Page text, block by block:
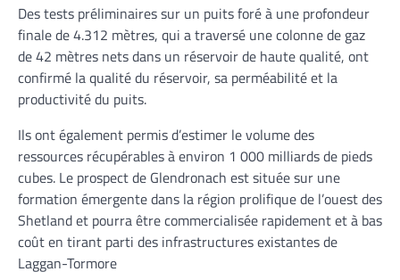
Des tests préliminaires sur un puits foré à une profondeur
finale de 4.312 mètres, qui a traversé une colonne de gaz
de 42 mètres nets dans un réservoir de haute qualité, ont
confirmé la qualité du réservoir, sa perméabilité et la
productivité du puits.
Ils ont également permis d’estimer le volume des
ressources récupérables à environ 1 000 milliards de pieds
cubes. Le prospect de Glendronach est située sur une
formation émergente dans la région prolifique de l’ouest des
Shetland et pourra être commercialisée rapidement et à bas
coût en tirant parti des infrastructures existantes de
Laggan-Tormore